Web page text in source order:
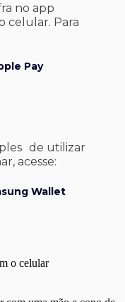
no app
celular. Para
Pay
de utilizar
acesse:
Wallet